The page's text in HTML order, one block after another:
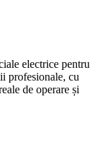
electrice pentru
profesionale, cu
de operare și